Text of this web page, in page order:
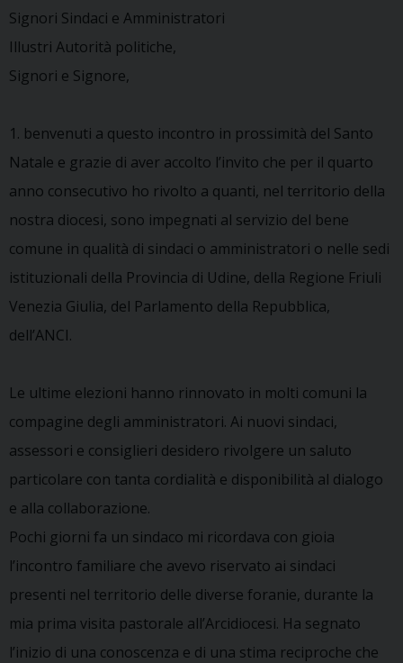
Signori Sindaci e Amministratori
Illustri Autorità politiche,
Signori e Signore,
1. benvenuti a questo incontro in prossimità del Santo
Natale e grazie di aver accolto l’invito che per il quarto
anno consecutivo ho rivolto a quanti, nel territorio della
nostra diocesi, sono impegnati al servizio del bene
comune in qualità di sindaci o amministratori o nelle sedi
istituzionali della Provincia di Udine, della Regione Friuli
Venezia Giulia, del Parlamento della Repubblica,
dell’ANCI.
Le ultime elezioni hanno rinnovato in molti comuni la
compagine degli amministratori. Ai nuovi sindaci,
assessori e consiglieri desidero rivolgere un saluto
particolare con tanta cordialità e disponibilità al dialogo
e alla collaborazione.
Pochi giorni fa un sindaco mi ricordava con gioia
l’incontro familiare che avevo riservato ai sindaci
presenti nel territorio delle diverse foranie, durante la
mia prima visita pastorale all’Arcidiocesi. Ha segnato
l’inizio di una conoscenza e di una stima reciproche che